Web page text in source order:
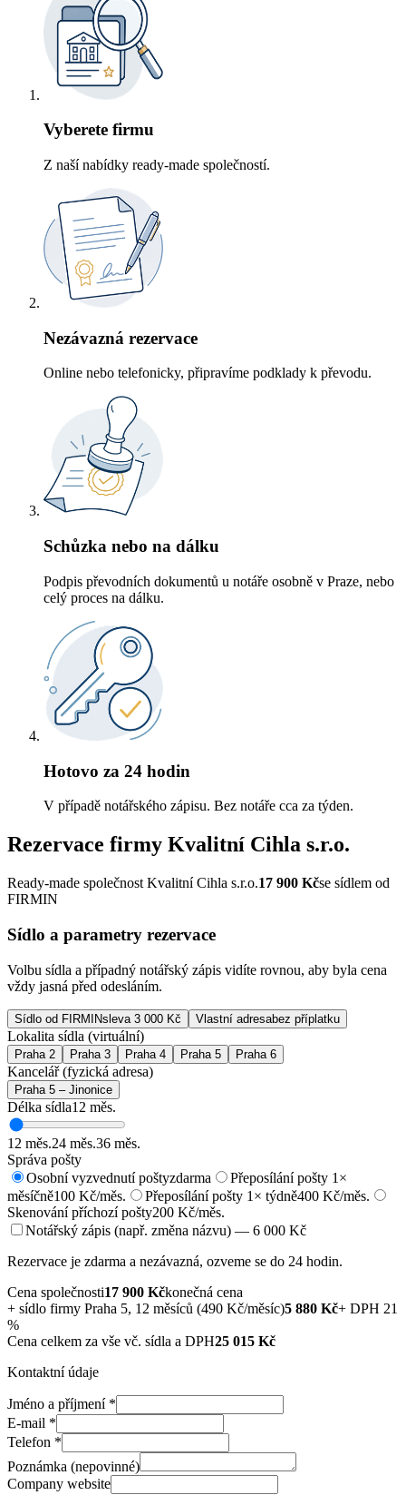
Vyberete firmu
Z naší nabídky ready-made společností.
Nezávazná rezervace
Online nebo telefonicky, připravíme podklady k převodu.
Schůzka nebo na dálku
Podpis převodních dokumentů u notáře osobně v Praze, nebo
celý proces na dálku.
Hotovo za 24 hodin
V případě notářského zápisu. Bez notáře cca za týden.
Rezervace firmy Kvalitní Cihla s.r.o.
Ready-made společnost Kvalitní Cihla s.r.o.17 900 Kčse sídlem od
FIRMIN
Sídlo a parametry rezervace
Volbu sídla a případný notářský zápis vidíte rovnou, aby byla cena
vždy jasná před odesláním.
Sídlo od FIRMINsleva 3 000 Kč Vlastní adresabez příplatku
Lokalita sídla (virtuální)
Praha 2 Praha 3 Praha 4 Praha 5 Praha 6
Kancelář (fyzická adresa)
Praha 5 – Jinonice
Délka sídla12 měs.
12 měs.24 měs.36 měs.
Správa pošty
Osobní vyzvednutí poštyzdarma
Přeposílání pošty 1×
měsíčně100 Kč/měs. Přeposílání pošty 1× týdně400 Kč/měs.
Skenování příchozí pošty200 Kč/měs.
Notářský zápis (např. změna názvu) — 6 000 Kč
Rezervace je zdarma a nezávazná, ozveme se do 24 hodin.
Cena společnosti17 900 Kčkonečná cena
+ sídlo firmy Praha 5, 12 měsíců (490 Kč/měsíc)5 880 Kč+ DPH 21
%
Cena celkem za vše vč. sídla a DPH25 015 Kč
Kontaktní údaje
Jméno a příjmení*
E-mail *
Telefon *
Poznámka (nepovinné)
Company website